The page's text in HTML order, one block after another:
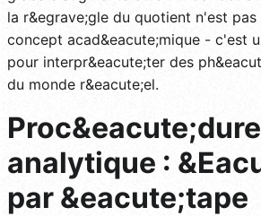
la r&egrave;gle du quotient n'est
concept acad&eacute;mique - c'est
pour interpr&eacute;ter des
du monde r&eacute;el.
Proc&eacute;dure
analytique :
par &eacute;tape